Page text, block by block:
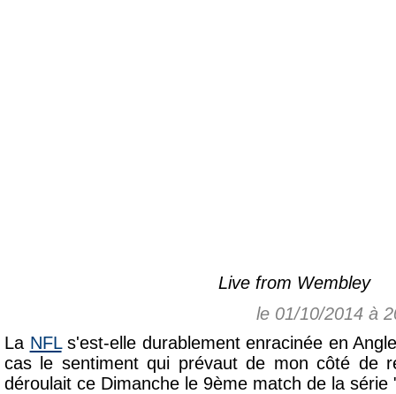
Live from Wembley
le 01/10/2014 à
La NFLs'est-elle durablement enracinée en
cas le sentiment qui prévaut de mon côté de
déroulait ce Dimanche le 9ème match de la série